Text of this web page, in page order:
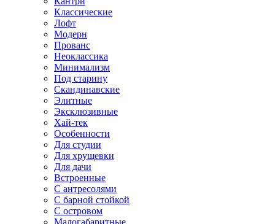
Классические
Лофт
Модерн
Прованс
Неоклассика
Минимализм
Под старину
Скандинавские
Элитные
Эксклюзивные
Хай-тек
Особенности
Для студии
Для хрущевки
Для дачи
Встроенные
С антресолями
С барной стойкой
С островом
Малогабаритные